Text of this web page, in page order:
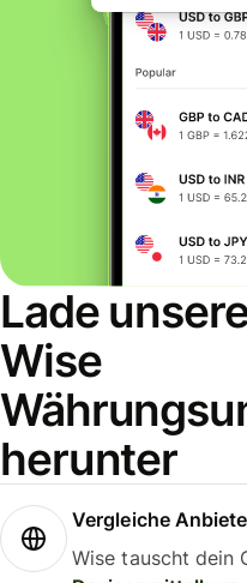
Lade
Wise
herunter
Vergleiche
Wise tauscht dein